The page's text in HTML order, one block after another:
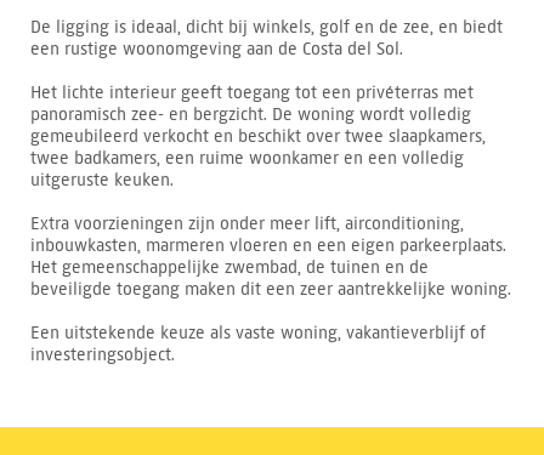
De ligging is ideaal, dicht bij winkels, golf en de zee, en biedt
een rustige woonomgeving aan de Costa del Sol.
Het lichte interieur geeft toegang tot een privéterras met
panoramisch zee- en bergzicht. De woning wordt volledig
gemeubileerd verkocht en beschikt over twee slaapkamers,
twee badkamers, een ruime woonkamer en een volledig
uitgeruste keuken.
Extra voorzieningen zijn onder meer lift, airconditioning,
inbouwkasten, marmeren vloeren en een eigen parkeerplaats.
Het gemeenschappelijke zwembad, de tuinen en de
beveiligde toegang maken dit een zeer aantrekkelijke woning.
Een uitstekende keuze als vaste woning, vakantieverblijf of
investeringsobject.